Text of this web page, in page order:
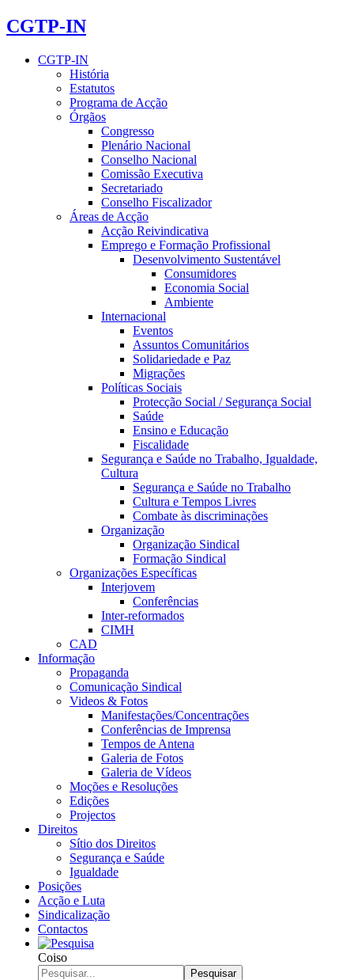
CGTP-IN
CGTP-IN
História
Estatutos
Programa de Acção
Órgãos
Congresso
Plenário Nacional
Conselho Nacional
Comissão Executiva
Secretariado
Conselho Fiscalizador
Áreas de Acção
Acção Reivindicativa
Emprego e Formação Profissional
Desenvolvimento Sustentável
Consumidores
Economia Social
Ambiente
Internacional
Eventos
Assuntos Comunitários
Solidariedade e Paz
Migrações
Políticas Sociais
Protecção Social / Segurança Social
Saúde
Ensino e Educação
Fiscalidade
Segurança e Saúde no Trabalho, Igualdade,
Cultura
Segurança e Saúde no Trabalho
Cultura e Tempos Livres
Combate às discriminações
Organização
Organização Sindical
Formação Sindical
Organizações Específicas
Interjovem
Conferências
Inter-reformados
CIMH
CAD
Informação
Propaganda
Comunicação Sindical
Videos & Fotos
Manifestações/Concentrações
Conferências de Imprensa
Tempos de Antena
Galeria de Fotos
Galeria de Vídeos
Moções e Resoluções
Edições
Projectos
Direitos
Sítio dos Direitos
Segurança e Saúde
Igualdade
Posições
Acção e Luta
Sindicalização
Contactos
Coiso
Pesquisar